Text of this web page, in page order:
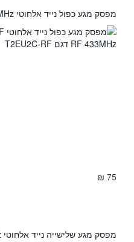
מפסק מגע כפול נייד אלחוטי SONOFF RF 433MHz דגם T2EU2C-RF
75 ₪
מפסק מגע שלישייה נייד אלחוטי SONOFF RF 433MHz דגם T2EU3C-RF